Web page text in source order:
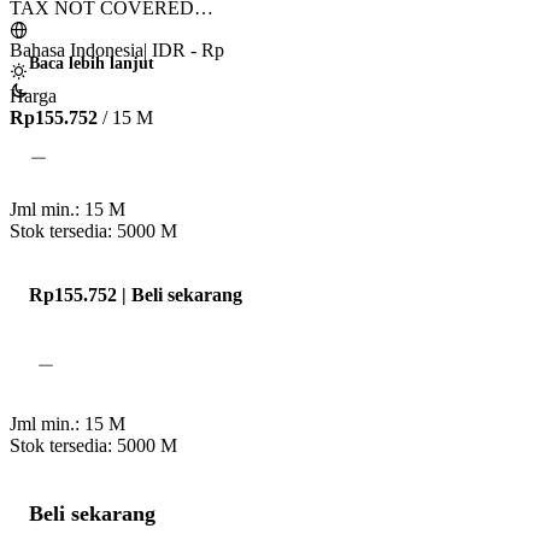
Bahasa Indonesia| IDR - Rp
TAX NOT COVERED
AUCTION HOUSE = Come to Bazaar and list rare item
Tax not Covered
Baca lebih lanjut
Harga
Rp155.752 / 15 M
Jml min.: 15 M
Stok tersedia: 5000 M
Rp155.752 | Beli sekarang
Jml min.: 15 M
Stok tersedia: 5000 M
Beli sekarang